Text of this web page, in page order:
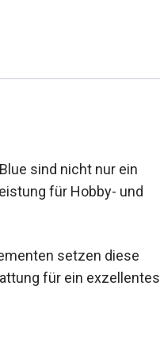
sind nicht nur ein
für Hobby- und
setzen diese
für ein exzellentes